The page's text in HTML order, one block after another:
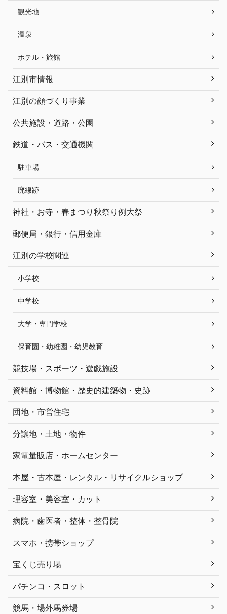
観光地
温泉
ホテル・旅館
江別市情報
江別の顔づくり事業
公共施設・道路・公園
鉄道・バス・交通機関
駐車場
廃線跡
神社・お寺・春まつり秋祭り例大祭
郵便局・銀行・信用金庫
江別の学校関連
小学校
中学校
大学・専門学校
保育園・幼稚園・幼児教育
競技場・スポーツ・遊戯施設
資料館・博物館・歴史的建築物・史跡
団地・市営住宅
分譲地・土地・物件
家電量販店・ホームセンター
本屋・古本屋・レンタル・リサイクルショップ
理容室・美容室・カット
病院・歯医者・整体・整骨院
スマホ・携帯ショップ
宝くじ売り場
パチンコ・スロット
競馬・場外馬券場